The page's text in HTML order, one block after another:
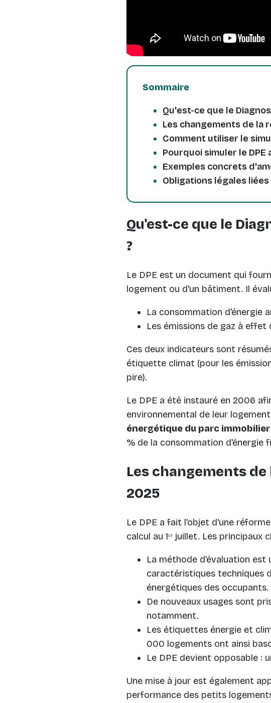
Sommaire
Qu'est-ce que le
Les changements de la
Comment utiliser le
Pourquoi simuler le
Exemples concrets
Obligations légales liées
Qu'est-ce que le
?
Le DPE est un document qui
logement ou d'un bâtiment. Il
La consommation d'énergie
Les émissions de gaz à effet
Ces deux indicateurs sont
étiquette climat (pour les
pire).
Le DPE a été instauré en 2006
environnemental de leur
énergétique du parc
% de la consommation d'énergie
Les changements
2025
Le DPE a fait l'objet d'une
calcul au 1ᵉʳ juillet. Les
La méthode d'évaluation est
caractéristiques techniques
énergétiques des occupants.
De nouveaux usages sont
notamment.
Les étiquettes énergie et
000 logements ont ainsi
Le DPE devient opposable :
Une mise à jour est également
performance des petits